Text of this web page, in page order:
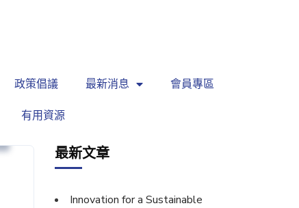
政策倡議 最新消息 會員專區
有用資源
最新文章
Innovation for a Sustainable